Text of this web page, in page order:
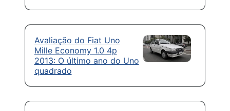
Avaliação do Fiat Uno
Mille Economy 1.0 4p
2013: O último ano do Uno
quadrado